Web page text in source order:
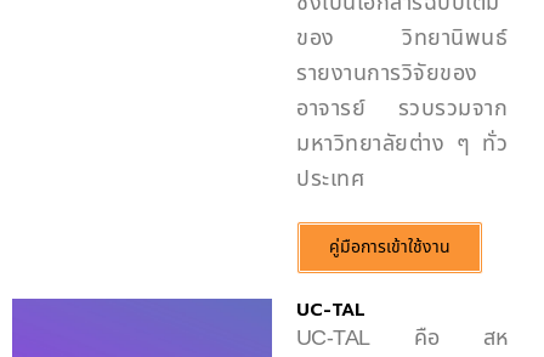
ของ วิทยานิพนธ์
รายงานการวิจัยของ
อาจารย์ รวบรวมจาก
มหาวิทยาลัยต่าง ๆ ทั่ว
ประเทศ
คู่มือการเข้าใช้งาน
UC-TAL
UC-TAL คือ สห